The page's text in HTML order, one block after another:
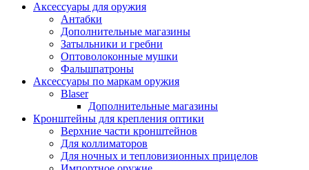
Аксессуары для оружия
Антабки
Дополнительные магазины
Затыльники и гребни
Оптоволоконные мушки
Фальшпатроны
Аксессуары по маркам оружия
Blaser
Дополнительные магазины
Кронштейны для крепления оптики
Верхние части кронштейнов
Для коллиматоров
Для ночных и тепловизионных прицелов